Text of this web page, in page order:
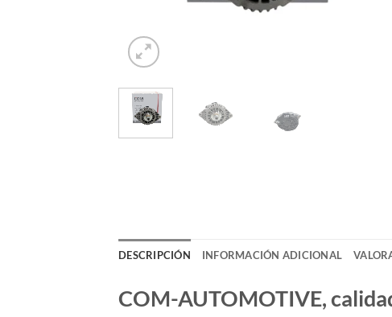
DESCRIPCIÓN INFORMACIÓN ADICIONAL
COM-AUTOMOTIVE,